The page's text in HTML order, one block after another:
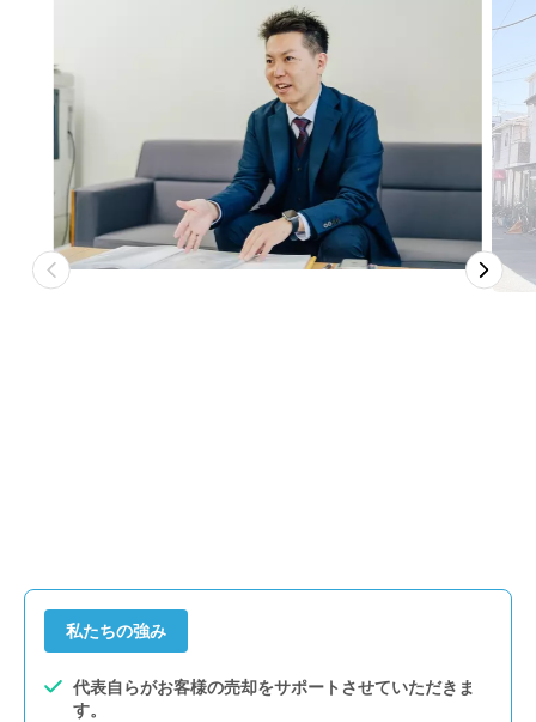
不動産会社向け情報
私たちの強み
代表自らがお客様の売却をサポートさせていただきま
す。